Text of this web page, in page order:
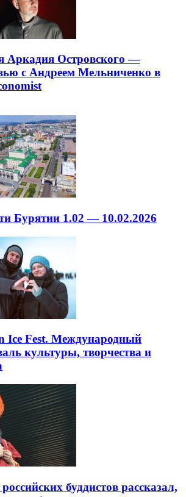
Аркадия Островского —
с Андреем Мельниченко в
Бурятии 1.02 — 10.02.2026
Ice Fest. Международный
культуры, творчества и
буддистов рассказал,